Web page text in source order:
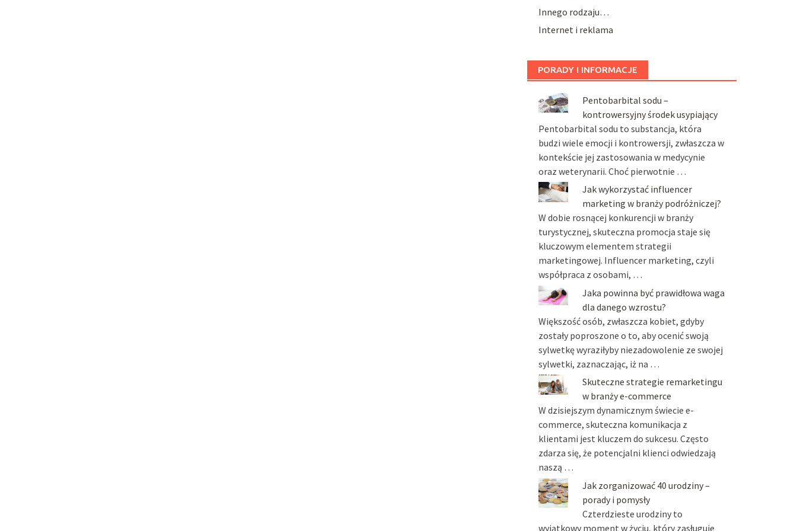
Innego rodzaju…
Internet i reklama
PORADY I INFORMACJE
Pentobarbital sodu –
kontrowersyjny środek usypiający
Pentobarbital sodu to substancja, która
budzi wiele emocji i kontrowersji, zwłaszcza w
kontekście jej zastosowania w medycynie
oraz weterynarii. Choć pierwotnie …
Jak wykorzystać influencer
marketing w branży podróżniczej?
W dobie rosnącej konkurencji w branży
turystycznej, skuteczna promocja staje się
kluczowym elementem strategii
marketingowej. Influencer marketing, czyli
współpraca z osobami, …
Jaka powinna być prawidłowa waga
dla danego wzrostu?
Większość osób, zwłaszcza kobiet, gdyby
zostały poproszone o to, aby ocenić swoją
sylwetkę wyraziłyby niezadowolenie ze swojej
sylwetki, zaznaczając, iż na …
Skuteczne strategie remarketingu
w branży e-commerce
W dzisiejszym dynamicznym świecie e-
commerce, skuteczna komunikacja z
klientami jest kluczem do sukcesu. Często
zdarza się, że potencjalni klienci odwiedzają
naszą …
Jak zorganizować 40 urodziny –
porady i pomysły
Czterdzieste urodziny to
wyjątkowy moment w życiu, który zasługuje